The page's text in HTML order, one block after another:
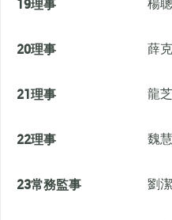
19理事 楊
20理事 薛
21理事 龍
22理事 魏
23常務監事 劉